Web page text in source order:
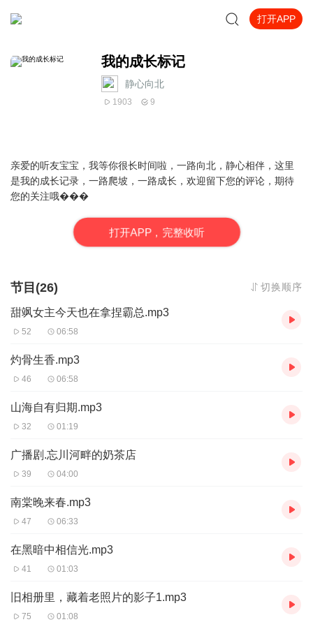
打开APP
我的成长标记
静心向北
1903 9
亲爱的听友宝宝，我等你很长时间啦，一路向北，静心相伴，这里
是我的成长记录，一路爬坡，一路成长，欢迎留下您的评论，期待
您的关注哦���
打开APP，完整收听
节目(26) 切换顺序
甜飒女主今天也在拿捏霸总.mp3
52 06:58
灼骨生香.mp3
46 06:58
山海自有归期.mp3
32 01:19
广播剧.忘川河畔的奶茶店
39 04:00
南棠晚来春.mp3
47 06:33
在黑暗中相信光.mp3
41 01:03
旧相册里，藏着老照片的影子1.mp3
75 01:08